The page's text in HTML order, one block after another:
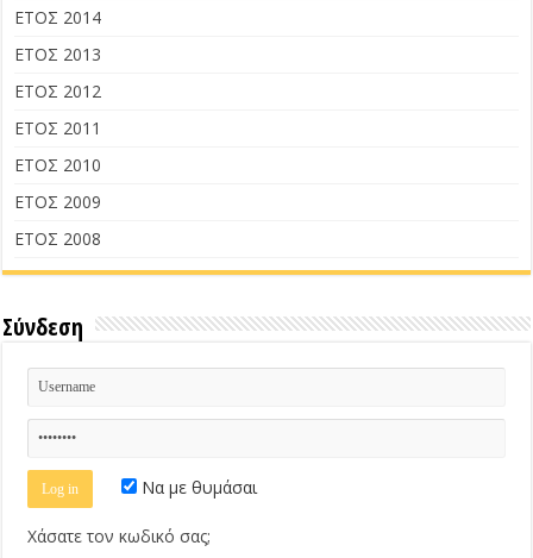
ΕΤΟΣ 2014
ΕΤΟΣ 2013
ΕΤΟΣ 2012
ΕΤΟΣ 2011
ΕΤΟΣ 2010
ΕΤΟΣ 2009
ΕΤΟΣ 2008
Σύνδεση
Να με θυμάσαι
Χάσατε τον κωδικό σας;